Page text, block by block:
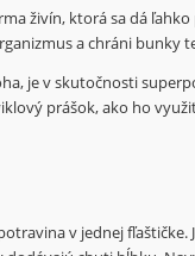
živín, ktorá sa dá
a chráni bunky
je v skutočnosti
prášok, ako ho
v jednej